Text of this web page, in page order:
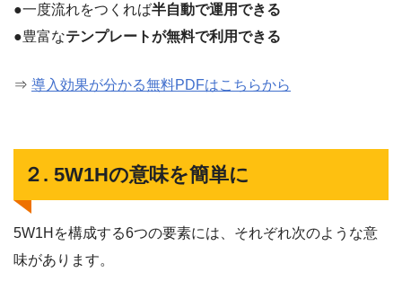
●一度流れをつくれば半自動で運用できる
●豊富なテンプレートが無料で利用できる
⇒ 導入効果が分かる無料PDFはこちらから
２. 5W1Hの意味を簡単に
5W1Hを構成する6つの要素には、それぞれ次のような意
味があります。